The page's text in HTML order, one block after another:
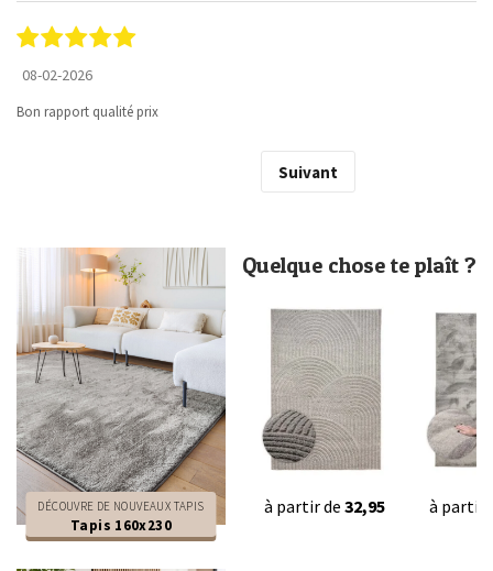
08-02-2026
Bon rapport qualité prix
Suivant
DÉCOUVRE DE NOUVEAUX TAPIS
Tapis 160x230
Quelque chose te plaît ?
à partir de 32,95 à partir